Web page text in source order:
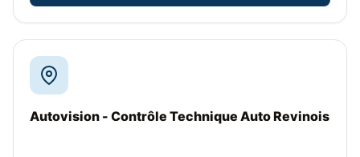
Autovision - Contrôle Technique Auto Revinois